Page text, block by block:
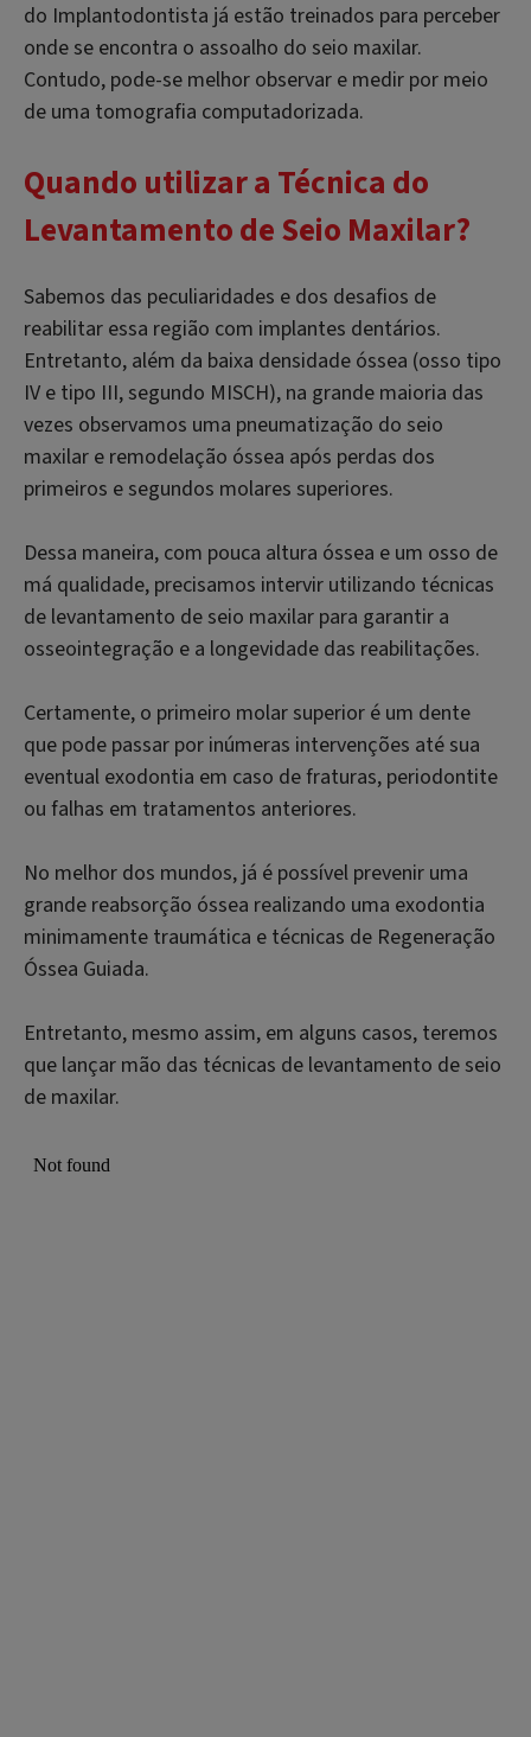
do Implantodontista já estão treinados para perceber
onde se encontra o assoalho do seio maxilar.
Contudo, pode-se melhor observar e medir por meio
de uma tomografia computadorizada.
Quando utilizar a Técnica do
Levantamento de Seio Maxilar?
Sabemos das peculiaridades e dos desafios de
reabilitar essa região com implantes dentários.
Entretanto, além da baixa densidade óssea (osso tipo
IV e tipo III, segundo MISCH), na grande maioria das
vezes observamos uma pneumatização do seio
maxilar e remodelação óssea após perdas dos
primeiros e segundos molares superiores.
Dessa maneira, com pouca altura óssea e um osso de
má qualidade, precisamos intervir utilizando técnicas
de levantamento de seio maxilar para garantir a
osseointegração e a longevidade das reabilitações.
Certamente, o primeiro molar superior é um dente
que pode passar por inúmeras intervenções até sua
eventual exodontia em caso de fraturas, periodontite
ou falhas em tratamentos anteriores.
No melhor dos mundos, já é possível prevenir uma
grande reabsorção óssea realizando uma exodontia
minimamente traumática e técnicas de Regeneração
Óssea Guiada.
Entretanto, mesmo assim, em alguns casos, teremos
que lançar mão das técnicas de levantamento de seio
de maxilar.